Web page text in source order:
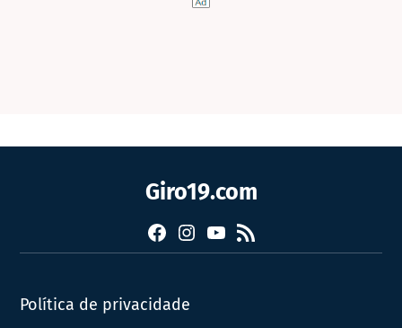
Giro19.com
FacebookInstagram
YouTube
RSS
Política de privacidade